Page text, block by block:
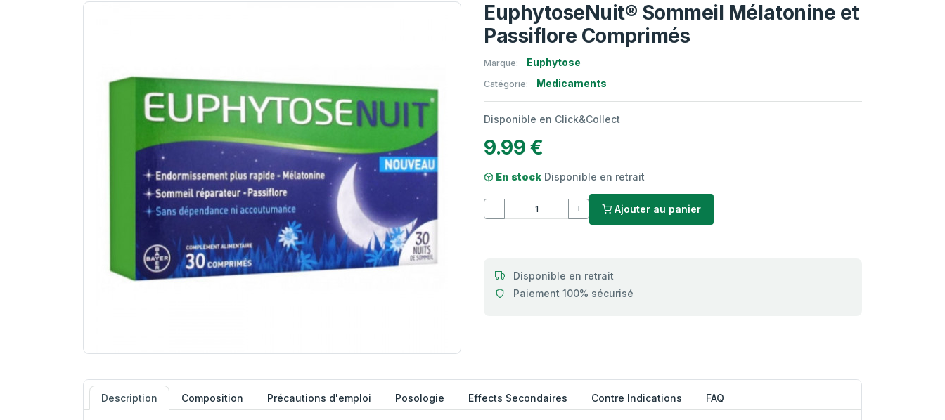
EuphytoseNuit® Sommeil Mélatonine et
Passiflore Comprimés
Marque: Euphytose
Catégorie: Medicaments
Disponible en Click&Collect
9.99 €
En stock Disponible en retrait
Ajouter au panier
Disponible en retrait
Paiement 100% sécurisé
Description Composition Précautions d'emploi Posologie Effects Secondaires Contre Indications FAQ